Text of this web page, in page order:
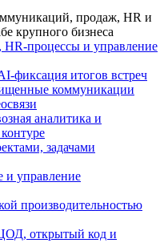
продаж, HR и
крупного бизнеса
процессы и управление
фиксация итогов встреч
коммуникации
аналитика и
задачами
и управление
производительностью
открытый код и